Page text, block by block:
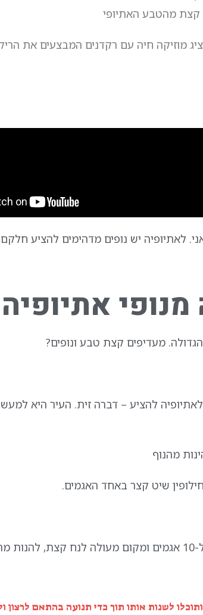
קצת מהטבע האתיופי
מוזיקה חיה עם רקדנים המבצעים את
לאתיופיה יש נופים מדהימים להציע
מעדיפים קצת טבע ונופים?
להציע – דברה זית. העיר היא
מהנוף
שיט קצר באחד האגמים.
דברה זית, הינה עיר נופש במרחק כשעה נסיעה מאדיס אבבה ובה קרוב ל-10 אגמים ומקום מעולה
לשנות אותו תוך כדי תנועה בהתאם לרצון